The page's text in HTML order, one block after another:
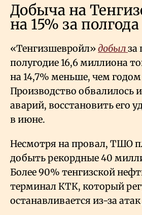
Добыча на
на 15% за полгода
«Тенгизшевройл»добылза
полугодие 16,6 миллиона
на 14,7% меньше, чем годом
Производство обвалилось
аварий, восстановить его
в июне.
Несмотря на провал, ТШО
добыть рекордные 40
Более 90% тенгизской
терминал КТК, который
останавливается из-за